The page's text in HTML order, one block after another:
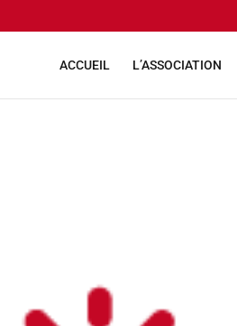
ACCUEIL L’ASSOCIATION